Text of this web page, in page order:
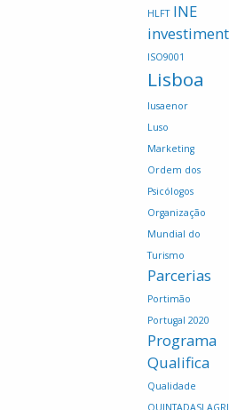
HLFT INE
ISO9001
Lisboa
lusaenor
Luso
Marketing
Ordem dos
Psicólogos
Organização
Mundial do
Turismo
Parcerias
Portimão
Portugal 2020
Programa
Qualifica
Qualidade